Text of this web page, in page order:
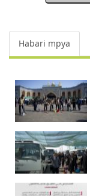
Habari mpya